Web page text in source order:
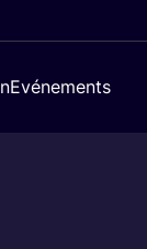
Evénements